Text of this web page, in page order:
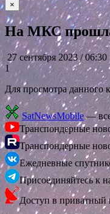
×
На МКС прошла
27 сентября 2023 / 06:30
1
Для просмотра данного
SatNewsMobile— все
Транспондерные
Транспондерные
Ежедневные
Присоединяйтесь к
Доступ в приватный